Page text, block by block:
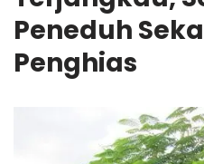
Peneduh
Penghias